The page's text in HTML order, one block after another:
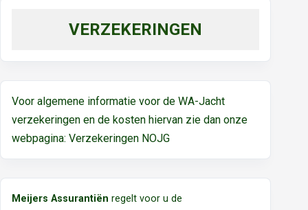
VERZEKERINGEN
Voor algemene informatie voor de WA-Jacht
verzekeringen en de kosten hiervan zie dan onze
webpagina: Verzekeringen NOJG
Meijers Assurantiën regelt voor u de